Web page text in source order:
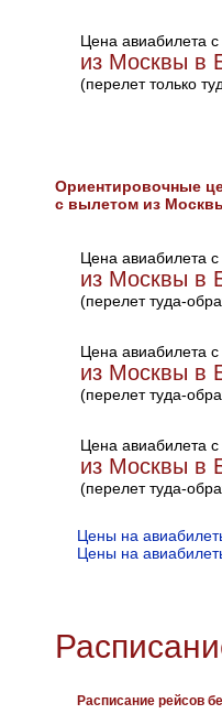
Цена авиабилета
из Москвы в
(перелет только
Ориентировочные
с вылетом из
Цена авиабилета
из Москвы в
(перелет туда-
Цена авиабилета
из Москвы в
(перелет туда-
Цена авиабилета
из Москвы в
(перелет туда-
Цены на
Цены на
Расписание рейсов